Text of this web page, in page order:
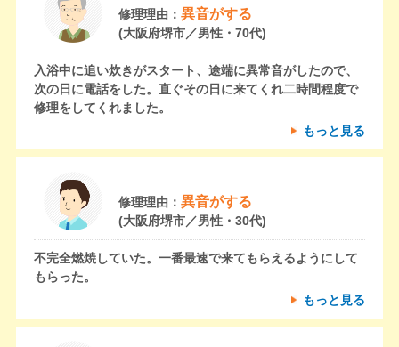
修理理由： 異音がする
(大阪府堺市／男性・70代)
入浴中に追い炊きがスタート、途端に異常音がしたので、
次の日に電話をした。直ぐその日に来てくれ二時間程度で
修理をしてくれました。
もっと見る
修理理由： 異音がする
(大阪府堺市／男性・30代)
不完全燃焼していた。一番最速で来てもらえるようにして
もらった。
もっと見る